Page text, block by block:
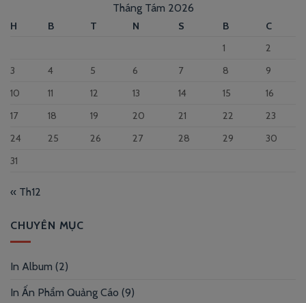
Tháng Tám 2026
H B T N S B
C
1
2
3
4 5 6 7 8
9
10
11 12 13 14 15
16
17
18 19 20 21 22
23
24
25 26 27 28 29
30
31
« Th12
CHUYÊN MỤC
In Album (2)
In Ấn Phẩm Quảng Cáo (9)